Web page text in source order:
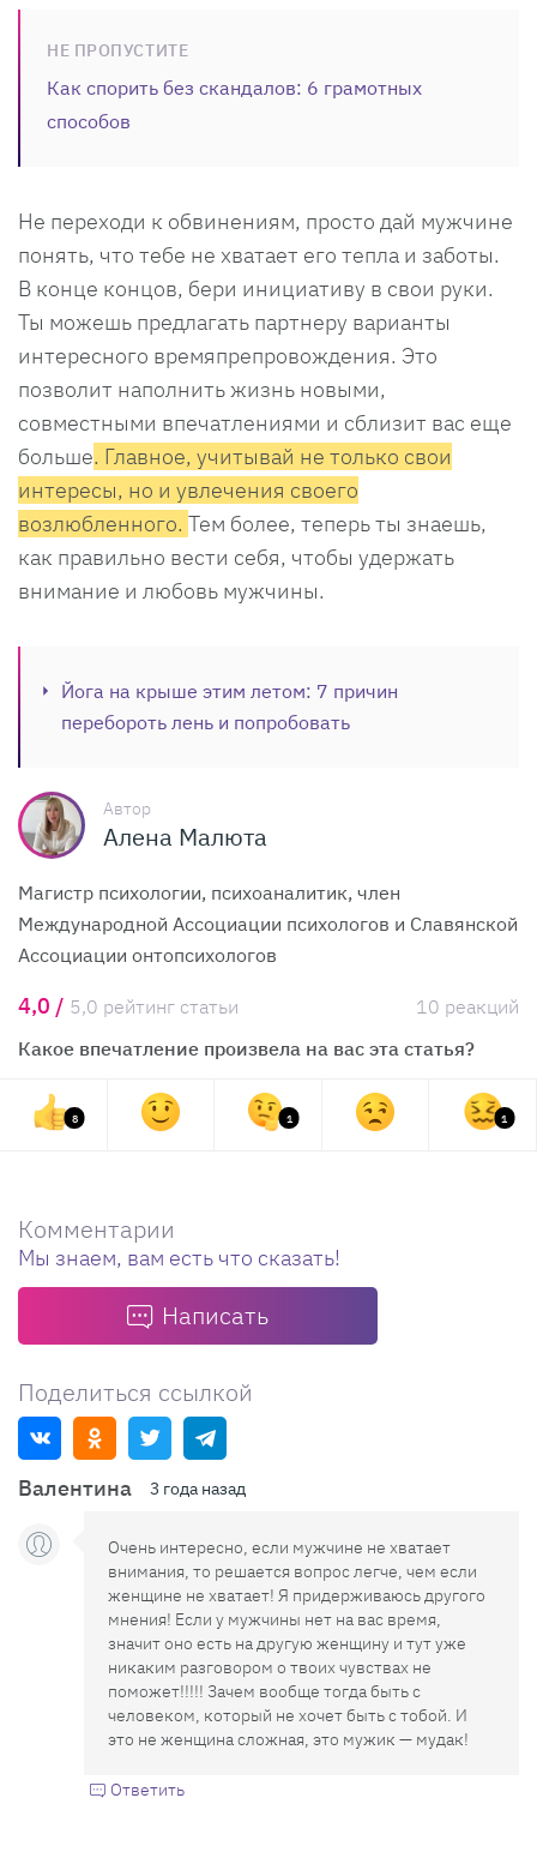
НЕ ПРОПУСТИТЕ
Как спорить без скандалов: 6 грамотных
способов
Не переходи к обвинениям, просто дай мужчине
понять, что тебе не хватает его тепла и заботы.
В конце концов, бери инициативу в свои руки.
Ты можешь предлагать партнеру варианты
интересного времяпрепровождения. Это
позволит наполнить жизнь новыми,
совместными впечатлениями и сблизит вас еще
больше. Главное, учитывай не только свои
интересы, но и увлечения своего
возлюбленного. Тем более, теперь ты знаешь,
как правильно вести себя, чтобы удержать
внимание и любовь мужчины.
Йога на крыше этим летом: 7 причин
перебороть лень и попробовать
Автор
Алена Малюта
Магистр психологии, психоаналитик, член
Международной Ассоциации психологов и Славянской
Ассоциации онтопсихологов
4,0 / 5,0 рейтинг статьи
10 реакций
Какое впечатление произвела на вас эта статья?
8 1 1
Комментарии
Мы знаем, вам есть что сказать!
Написать
Поделиться ссылкой
Валентина 3 года назад
Очень интересно, если мужчине не хватает
внимания, то решается вопрос легче, чем если
женщине не хватает! Я придерживаюсь другого
мнения! Если у мужчины нет на вас время,
значит оно есть на другую женщину и тут уже
никаким разговором о твоих чувствах не
поможет!!!!! Зачем вообще тогда быть с
человеком, который не хочет быть с тобой. И
это не женщина сложная, это мужик — мудак!
Ответить